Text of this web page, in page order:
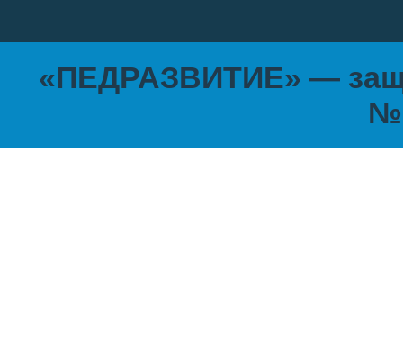
«ПЕДРАЗВИТИЕ» —